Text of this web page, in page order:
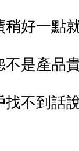
好一點
是產品
不到話